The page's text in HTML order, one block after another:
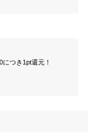
つき1pt還元！